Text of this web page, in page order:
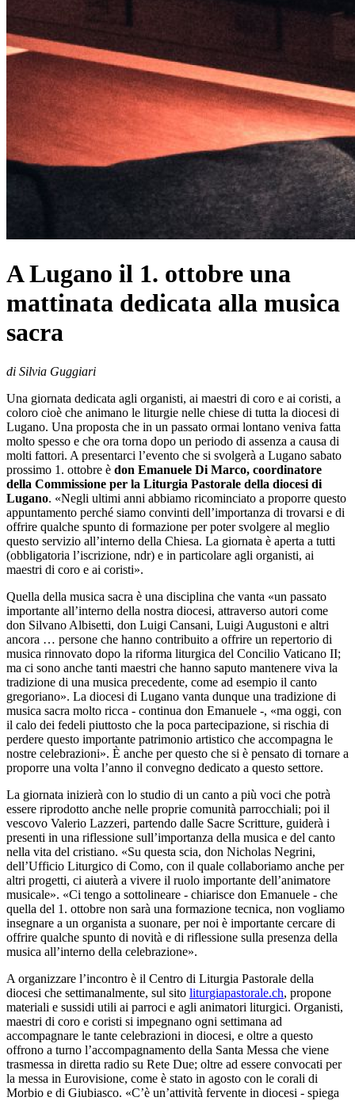
A Lugano il 1. ottobre una
mattinata dedicata alla musica
sacra
di Silvia Guggiari
Una giornata dedicata agli organisti, ai maestri di coro e ai coristi, a
coloro cioè che animano le liturgie nelle chiese di tutta la diocesi di
Lugano. Una proposta che in un passato ormai lontano veniva fatta
molto spesso e che ora torna dopo un periodo di assenza a causa di
molti fattori. A presentarci l’evento che si svolgerà a Lugano sabato
prossimo 1. ottobre è don Emanuele Di Marco, coordinatore
della Commissione per la Liturgia Pastorale della diocesi di
Lugano. «Negli ultimi anni abbiamo ricominciato a proporre questo
appuntamento perché siamo convinti dell’importanza di trovarsi e di
offrire qualche spunto di formazione per poter svolgere al meglio
questo servizio all’interno della Chiesa. La giornata è aperta a tutti
(obbligatoria l’iscrizione, ndr) e in particolare agli organisti, ai
maestri di coro e ai coristi».
Quella della musica sacra è una disciplina che vanta «un passato
importante all’interno della nostra diocesi, attraverso autori come
don Silvano Albisetti, don Luigi Cansani, Luigi Augustoni e altri
ancora … persone che hanno contribuito a offrire un repertorio di
musica rinnovato dopo la riforma liturgica del Concilio Vaticano II;
ma ci sono anche tanti maestri che hanno saputo mantenere viva la
tradizione di una musica precedente, come ad esempio il canto
gregoriano». La diocesi di Lugano vanta dunque una tradizione di
musica sacra molto ricca - continua don Emanuele -, «ma oggi, con
il calo dei fedeli piuttosto che la poca partecipazione, si rischia di
perdere questo importante patrimonio artistico che accompagna le
nostre celebrazioni». È anche per questo che si è pensato di tornare a
proporre una volta l’anno il convegno dedicato a questo settore.
La giornata inizierà con lo studio di un canto a più voci che potrà
essere riprodotto anche nelle proprie comunità parrocchiali; poi il
vescovo Valerio Lazzeri, partendo dalle Sacre Scritture, guiderà i
presenti in una riflessione sull’importanza della musica e del canto
nella vita del cristiano. «Su questa scia, don Nicholas Negrini,
dell’Ufficio Liturgico di Como, con il quale collaboriamo anche per
altri progetti, ci aiuterà a vivere il ruolo importante dell’animatore
musicale». «Ci tengo a sottolineare - chiarisce don Emanuele - che
quella del 1. ottobre non sarà una formazione tecnica, non vogliamo
insegnare a un organista a suonare, per noi è importante cercare di
offrire qualche spunto di novità e di riflessione sulla presenza della
musica all’interno della celebrazione».
A organizzare l’incontro è il Centro di Liturgia Pastorale della
diocesi che settimanalmente, sul sito liturgiapastorale.ch, propone
materiali e sussidi utili ai parroci e agli animatori liturgici. Organisti,
maestri di coro e coristi si impegnano ogni settimana ad
accompagnare le tante celebrazioni in diocesi, e oltre a questo
offrono a turno l’accompagnamento della Santa Messa che viene
trasmessa in diretta radio su Rete Due; oltre ad essere convocati per
la messa in Eurovisione, come è stato in agosto con le corali di
Morbio e di Giubiasco. «C’è un’attività fervente in diocesi - spiega